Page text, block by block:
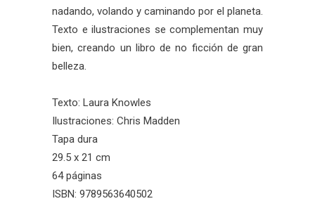
nadando, volando y caminando por el planeta.
Texto e ilustraciones se complementan muy
bien, creando un libro de no ficción de gran
belleza.
Texto: Laura Knowles
Ilustraciones: Chris Madden
Tapa dura
29.5 x 21 cm
64 páginas
ISBN: 9789563640502